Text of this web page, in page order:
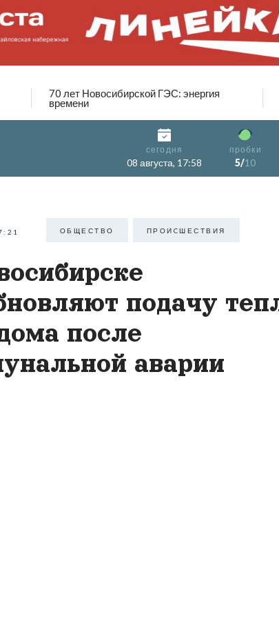
70 лет Новосибирской ГЭС: энергия
времени
сегодня
08 августа, 17:58
пробки
5/10
ОБЩЕСТВО ПРОИCШЕСТВИЯ
подачу
после
аварии